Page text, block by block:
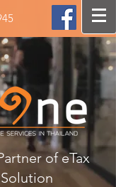
of eTax